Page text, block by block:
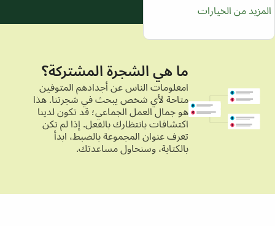
من الخيارات
ما هي الشجرة المشتركة؟
امعلومات الناس عن أجدادهم المتوفين
متاحة لأي شخص يبحث في شجرتنا. هذا
هو جمال العمل الجماعي؛ قد تكون لدينا
اكتشافات بانتظارك بالفعل. إذا لم تكن
تعرف عنوان المجموعة بالضبط، ابدأ
بالكتابة، وسنحاول مساعدتك.